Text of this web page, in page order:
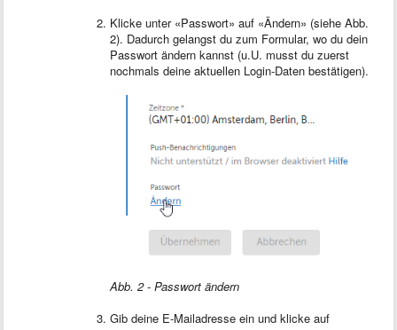
Klicke unter «Passwort» auf «Ändern» (siehe Abb.
2). Dadurch gelangst du zum Formular, wo du dein
Passwort ändern kannst (u.U. musst du zuerst
nochmals deine aktuellen Login-Daten bestätigen).
Abb. 2 - Passwort ändern
Gib deine E-Mailadresse ein und klicke auf